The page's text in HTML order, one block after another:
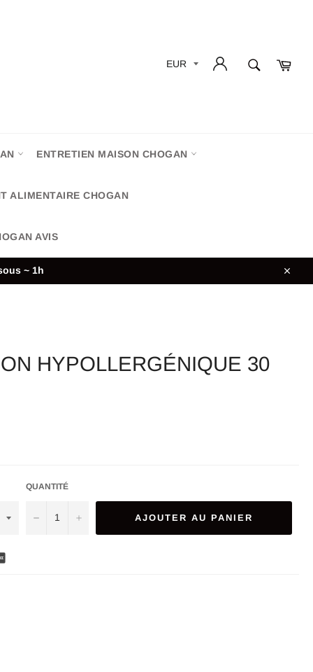
PARFUM
ENTRETIEN MAISON CHOGAN
ALIMENTAIRE CHOGAN
AVIS
~ 1h
Close
HYPOLLERGÉNIQUE 30
QUANTITÉ
− + AJOUTER AU PANIER